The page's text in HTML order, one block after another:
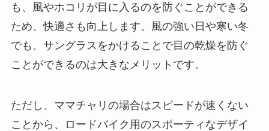
も、風やホコリが目に入るのを防ぐことができる
ため、快適さも向上します。風の強い日や寒い冬
でも、サングラスをかけることで目の乾燥を防ぐ
ことができるのは大きなメリットです。
ただし、ママチャリの場合はスピードが速くない
ことから、ロードバイク用のスポーティなデザイ